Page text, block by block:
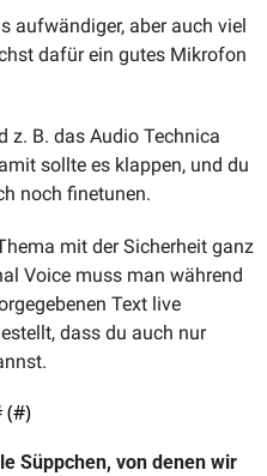
aufwändiger, aber auch viel
dafür ein gutes Mikrofon
z. B. das Audio Technica
sollte es klappen, und du
noch finetunen.
mit der Sicherheit ganz
Voice muss man während
Text live
dass du auch nur
(#)
Süppchen, von denen wir